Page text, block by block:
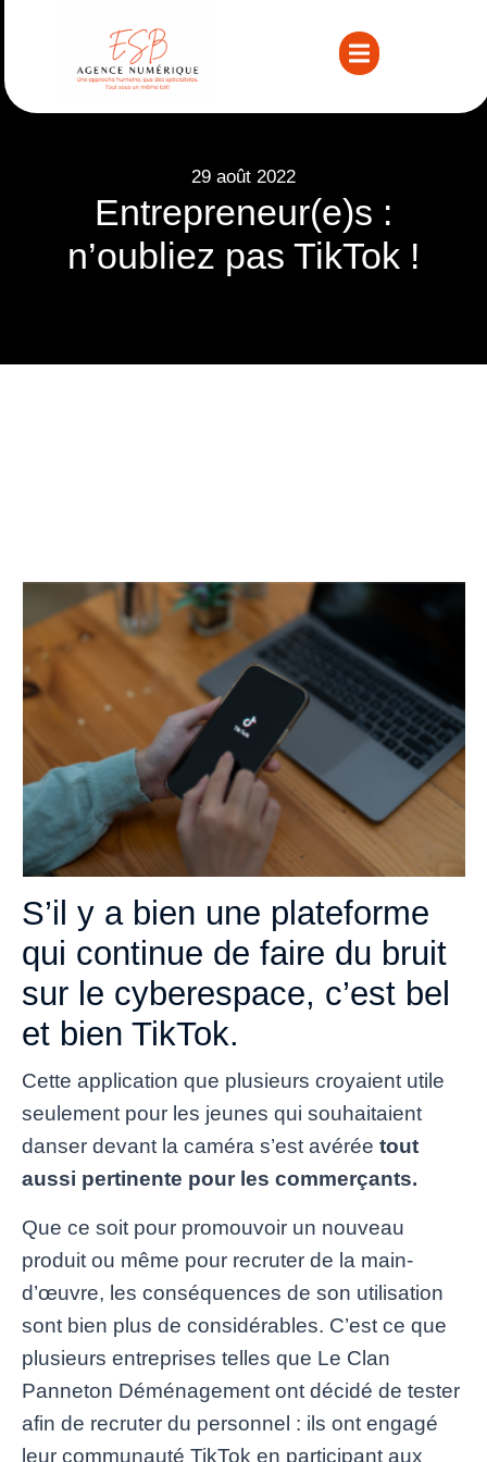
29 août 2022
Entrepreneur(e)s :
n’oubliez pas TikTok !
S’il y a bien une plateforme
qui continue de faire du bruit
sur le cyberespace, c’est bel
et bien TikTok.
Cette application que plusieurs croyaient utile
seulement pour les jeunes qui souhaitaient
danser devant la caméra s’est avérée tout
aussi pertinente pour les commerçants.
Que ce soit pour promouvoir un nouveau
produit ou même pour recruter de la main-
d’œuvre, les conséquences de son utilisation
sont bien plus de considérables. C’est ce que
plusieurs entreprises telles que Le Clan
Panneton Déménagement ont décidé de tester
afin de recruter du personnel : ils ont engagé
leur communauté TikTok en participant aux